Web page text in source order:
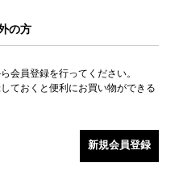
の方
会員登録を行ってください。
ておくと便利にお買い物ができる